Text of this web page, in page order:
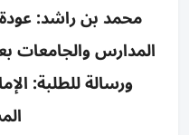
محمد بن راشد: عودة
المدارس والجامعات
ورسالة للطلبة: